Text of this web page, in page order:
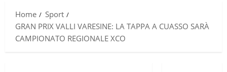
Home
Sport
GRAN PRIX VALLI VARESINE: LA TAPPA A CUASSO SARÀ
CAMPIONATO REGIONALE XCO